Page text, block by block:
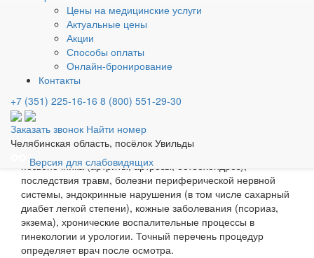
Цены на медицинские услуги
Актуальные цены
Акции
Способы оплаты
Онлайн-бронирование
Контакты
+7 (351) 225-16-16 8 (800) 551-29-30
Заказать звонок Найти номер
Челябинская область, посёлок Увильды
Версия для слабовидящих
сапропелевые грязи, которые добываются из
экологически чистого озера Сабанай, расположенного
рядом с курортом. Эти грязи содержат комплекс
биологически активных веществ, микроэлементов и
органических соединений, которые не синтезируются в
лабораторных условиях. Они оказывают мощное
противовоспалительное, рассасывающее и
омолаживающее действие.
Какие основные показания к лечению радоновыми
ваннами?
В числе основных показаний заболевания суставов и
позвоночника (артриты, артрозы, остеохондроз),
последствия травм, болезни периферической нервной
системы, эндокринные нарушения (в том числе сахарный
диабет легкой степени), кожные заболевания (псориаз,
экзема), хронические воспалительные процессы в
гинекологии и урологии. Точный перечень процедур
определяет врач после осмотра.